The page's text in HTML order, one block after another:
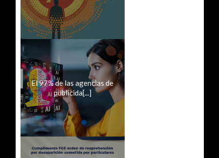
El 97% de las agencias de
publicida[...]